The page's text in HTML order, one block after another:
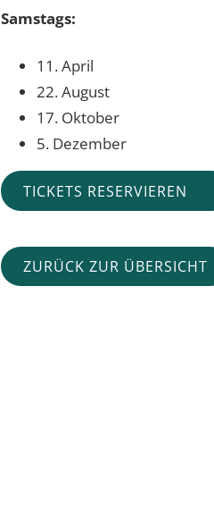
Samstags:
11. April
22. August
17. Oktober
5. Dezember
TICKETS RESERVIEREN
ZURÜCK ZUR ÜBERSICHT